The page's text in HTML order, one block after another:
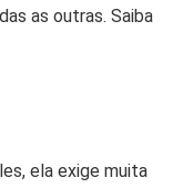
as outras. Saiba
ela exige muita